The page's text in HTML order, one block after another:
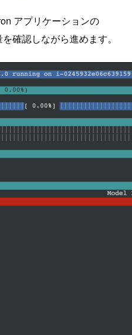
アプリケーションの
確認しながら進めます。